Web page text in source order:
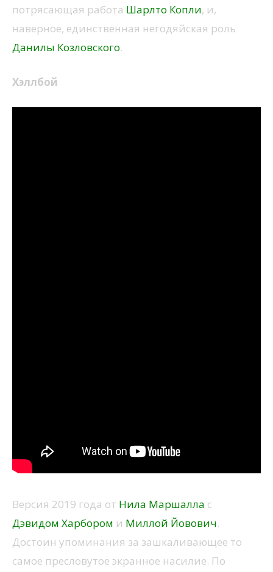
потрясающая работа Шарлто Копли, и,
наверное, единственная негодяйская роль
Данилы Козловского.
Хэллбой
Версия 2019 года от Нила Маршалла с
Дэвидом Харбором и Миллой Йовович.
Достоин упоминания за зашкаливающее то
самое пресловутое экранное насилие. По